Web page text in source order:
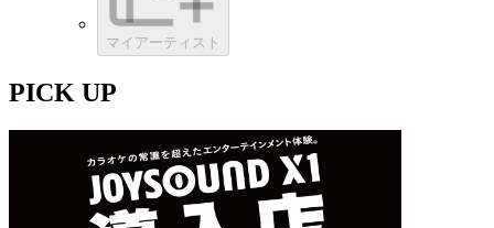
マイアーティスト
PICK UP